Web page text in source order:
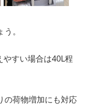
。
すい場合は40L程
の荷物増加にも対応